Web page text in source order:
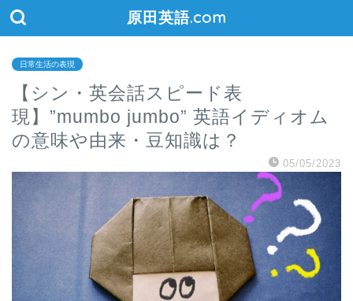
原田英語.com
日常生活の表現
【シン・英会話スピード表
現】”mumbo jumbo” 英語イディオム
の意味や由来・豆知識は？
05/05/2023